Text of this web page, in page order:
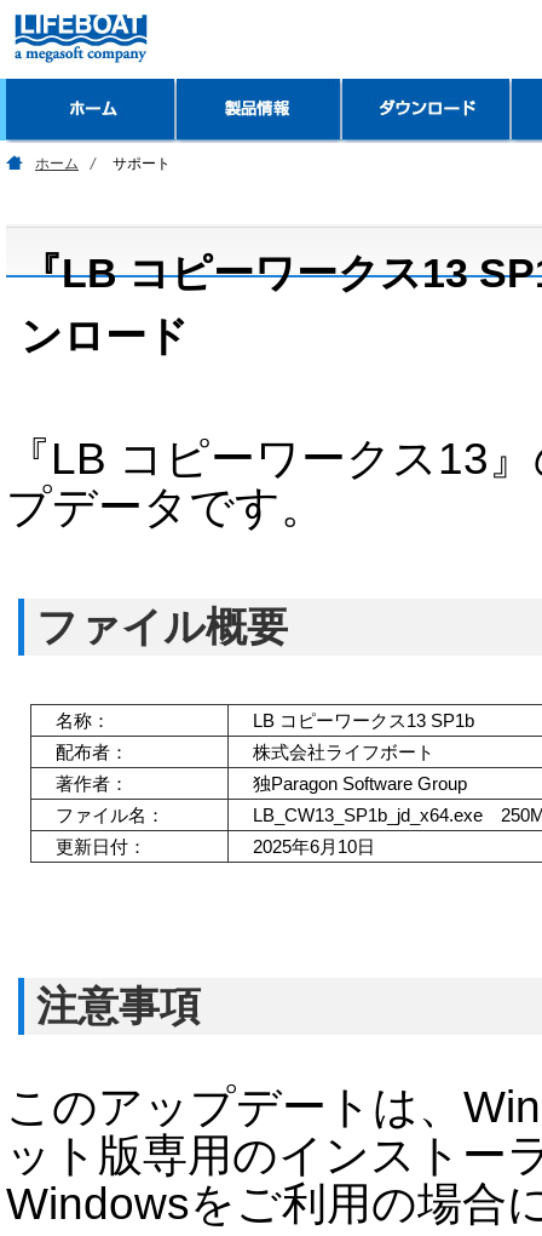
ホーム サポート
『LB コピーワークス13
ンロード
『LB コピーワークス13
プデータです。
ファイル概要
名称： LB コピーワークス13 SP1b
配布者：
株式会社ライフボート
著作者：
独Paragon Software Group
ファイル名：
LB_CW13_SP1b_jd_x64.exe
更新日付：
2025年6月10‎日
注意事項
このアップデートは、
ット版専用のインストー
Windowsをご利用の場合